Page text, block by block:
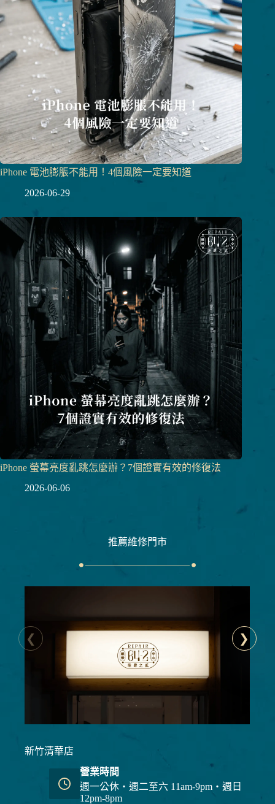
iPhone 電池膨脹不能用！4個風險一定要知道
2026-06-29
iPhone 螢幕亮度亂跳怎麼辦？7個證實有效的修復法
2026-06-06
推薦維修門市
新竹清華店
營業時間
週一公休・週二至六 11am-9pm・週日
12pm-8pm